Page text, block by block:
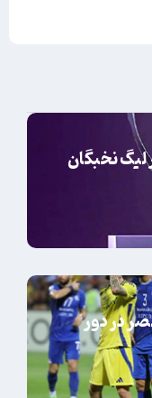
نخبگان
در دور